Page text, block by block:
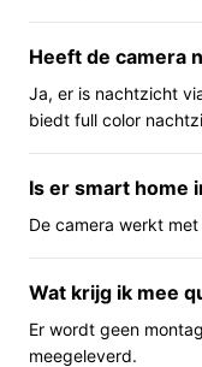
muurbeugel
Belangrijkste
Hogere
bij het
Nachtzicht
weinig licht of
Heeft de camera
Ja, er is nachtzicht
biedt full color
Is er smart home
De camera werkt
Wat krijg ik mee
Er wordt geen
meegeleverd.